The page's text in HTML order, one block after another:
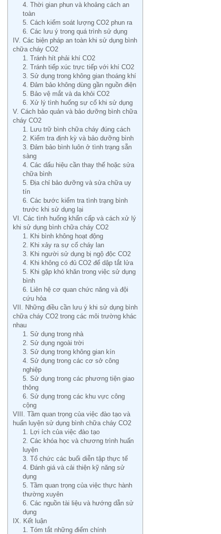
4. Thời gian phun và khoảng cách an
toàn
5. Cách kiểm soát lượng CO2 phun ra
6. Các lưu ý trong quá trình sử dụng
IV. Các biện pháp an toàn khi sử dụng bình
chữa cháy CO2
1. Tránh hít phải khí CO2
2. Tránh tiếp xúc trực tiếp với khí CO2
3. Sử dụng trong không gian thoáng khí
4. Đảm bảo không dùng gần nguồn điện
5. Bảo vệ mắt và da khỏi CO2
6. Xử lý tình huống sự cố khi sử dụng
V. Cách bảo quản và bảo dưỡng bình chữa
cháy CO2
1. Lưu trữ bình chữa cháy đúng cách
2. Kiểm tra định kỳ và bảo dưỡng bình
3. Đảm bảo bình luôn ở tình trạng sẵn
sàng
4. Các dấu hiệu cần thay thế hoặc sửa
chữa bình
5. Địa chỉ bảo dưỡng và sửa chữa uy
tín
6. Các bước kiểm tra tình trạng bình
trước khi sử dụng lại
VI. Các tình huống khẩn cấp và cách xử lý
khi sử dụng bình chữa cháy CO2
1. Khi bình không hoạt động
2. Khi xảy ra sự cố cháy lan
3. Khi người sử dụng bị ngộ độc CO2
4. Khi không có đủ CO2 để dập tắt lửa
5. Khi gặp khó khăn trong việc sử dụng
bình
6. Liên hệ cơ quan chức năng và đội
cứu hỏa
VII. Những điều cần lưu ý khi sử dụng bình
chữa cháy CO2 trong các môi trường khác
nhau
1. Sử dụng trong nhà
2. Sử dụng ngoài trời
3. Sử dụng trong không gian kín
4. Sử dụng trong các cơ sở công
nghiệp
5. Sử dụng trong các phương tiện giao
thông
6. Sử dụng trong các khu vực công
cộng
VIII. Tầm quan trọng của việc đào tạo và
huấn luyện sử dụng bình chữa cháy CO2
1. Lợi ích của việc đào tạo
2. Các khóa học và chương trình huấn
luyện
3. Tổ chức các buổi diễn tập thực tế
4. Đánh giá và cải thiện kỹ năng sử
dụng
5. Tầm quan trọng của việc thực hành
thường xuyên
6. Các nguồn tài liệu và hướng dẫn sử
dụng
IX. Kết luận
1. Tóm tắt những điểm chính